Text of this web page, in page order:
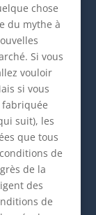
chose
du mythe à
Si vous
vouloir
si vous
fabriquée
suit), les
que tous
de
de la
des
de